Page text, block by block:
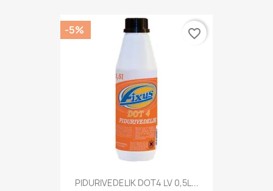
PIDURIVEDELIK DOT4 LV 0,5L...
-5% favorite_border